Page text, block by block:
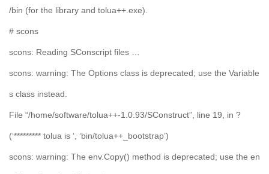
/bin (for the library and tolua++.exe).
# scons
scons: Reading SConscript files …
scons: warning: The Options class is deprecated; use the Variable
s class instead.
File “/home/software/tolua++-1.0.93/SConstruct”, line 19, in ?
(‘********* tolua is ‘, ‘bin/tolua++_bootstrap’)
scons: warning: The env.Copy() method is deprecated; use the en